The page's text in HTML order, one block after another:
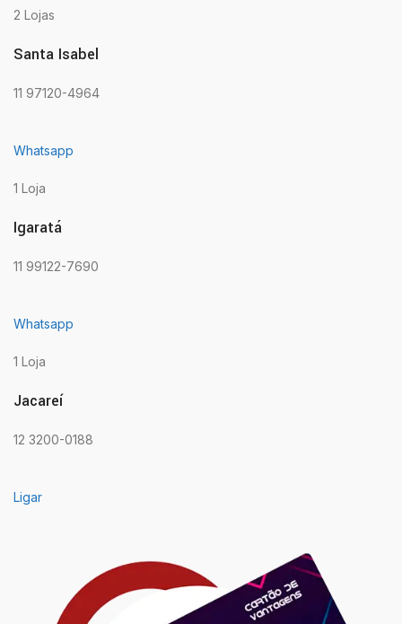
2 Lojas
Santa Isabel
11 97120-4964
Whatsapp
1 Loja
Igaratá
11 99122-7690
Whatsapp
1 Loja
Jacareí
12 3200-0188
Ligar